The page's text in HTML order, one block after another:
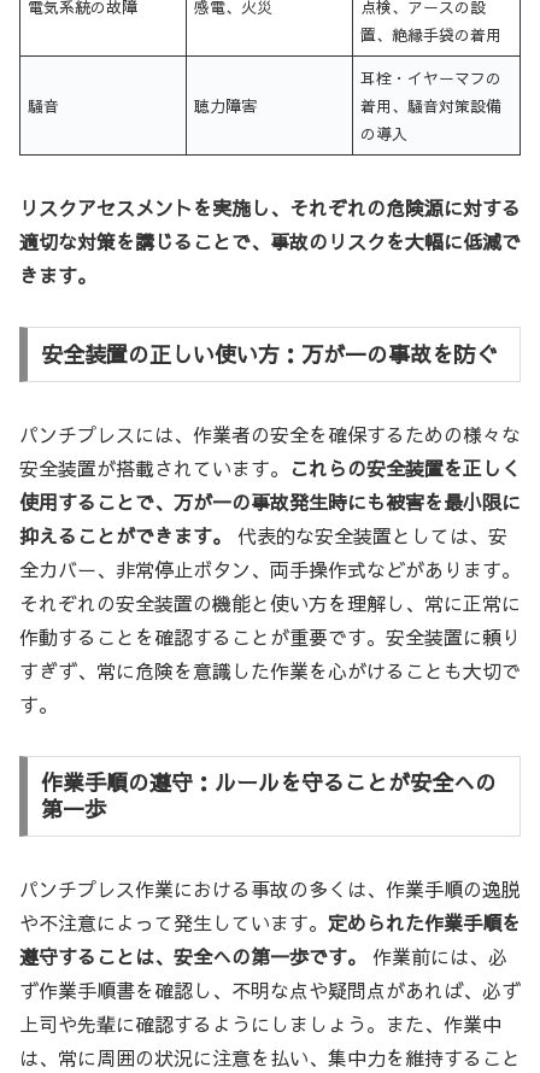
電気系統の故障 感電、火災
点検、アースの設
置、絶縁手袋の着用
騒音 聴力障害
耳栓・イヤーマフの
着用、騒音対策設備
の導入
リスクアセスメントを実施し、それぞれの危険源に対する
適切な対策を講じることで、事故のリスクを大幅に低減で
きます。
安全装置の正しい使い方：万が一の事故を防ぐ
パンチプレスには、作業者の安全を確保するための様々な
安全装置が搭載されています。 これらの安全装置を正しく
使用することで、万が一の事故発生時にも被害を最小限に
抑えることができます。
代表的な安全装置としては、安
全カバー、非常停止ボタン、両手操作式などがあります。
それぞれの安全装置の機能と使い方を理解し、常に正常に
作動することを確認することが重要です。安全装置に頼り
すぎず、常に危険を意識した作業を心がけることも大切で
す。
作業手順の遵守：ルールを守ることが安全への
第一歩
パンチプレス作業における事故の多くは、作業手順の逸脱
や不注意によって発生しています。 定められた作業手順を
遵守することは、安全への第一歩です。
作業前には、必
ず作業手順書を確認し、不明な点や疑問点があれば、必ず
上司や先輩に確認するようにしましょう。また、作業中
は、常に周囲の状況に注意を払い、集中力を維持すること